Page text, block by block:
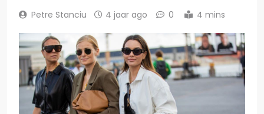
Petre Stanciu 4 jaar ago 0 4 mins